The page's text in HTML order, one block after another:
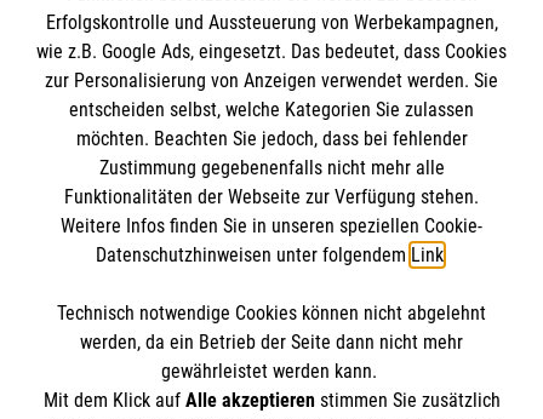
Erste Hilfe bei älteren Menschen
Darauf müssen Sie achten, wenn ein älterer
Mensch in Not gerät.
Erfolgskontrolle und Aussteuerung von Werbekampagnen,
wie z.B. Google Ads, eingesetzt. Das bedeutet, dass Cookies
zur Personalisierung von Anzeigen verwendet werden. Sie
entscheiden selbst, welche Kategorien Sie zulassen
möchten. Beachten Sie jedoch, dass bei fehlender
Zustimmung gegebenenfalls nicht mehr alle
Funktionalitäten der Webseite zur Verfügung stehen.
Weitere Infos finden Sie in unseren speziellen Cookie-
Datenschutzhinweisen unter folgendem Link.
Technisch notwendige Cookies können nicht abgelehnt
werden, da ein Betrieb der Seite dann nicht mehr
gewährleistet werden kann.
Mit dem Klick auf Alle akzeptierenstimmen Sie zusätzlich